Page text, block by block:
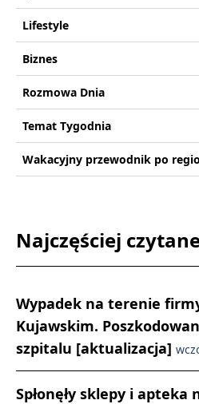
Lifestyle
Biznes
Rozmowa Dnia
Temat Tygodnia
Wakacyjny przewodnik po
Najczęściej
Wypadek na terenie
Kujawskim.
szpitalu [aktualizacja]
Spłonęły sklepy i apteka